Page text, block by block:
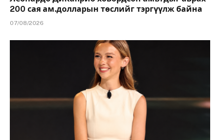
200 сая ам.долларын төслийг тэргүүлж байна
07/08/2026